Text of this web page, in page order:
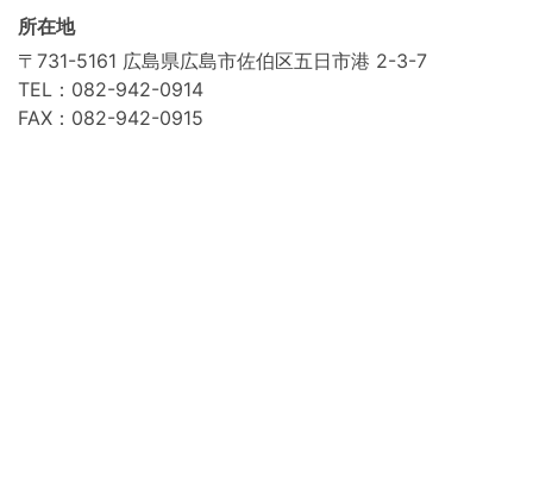
所在地
〒731-5161 広島県広島市佐伯区五日市港 2-3-7
TEL：082-942-0914
FAX：082-942-0915